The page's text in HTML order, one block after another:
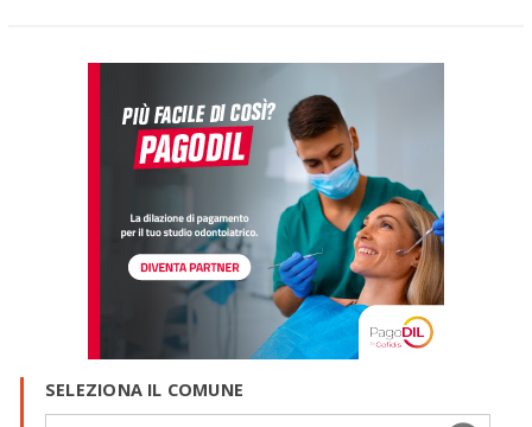
SELEZIONA IL COMUNE